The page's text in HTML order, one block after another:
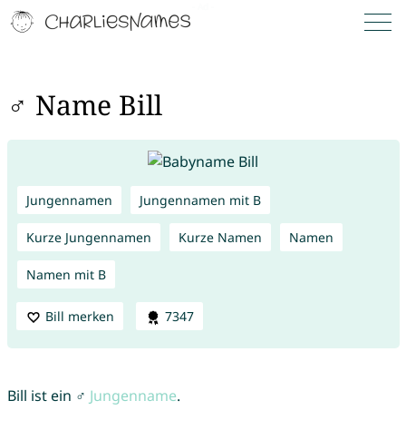
♂ Name Bill
Jungennamen Jungennamen mit B
Kurze Jungennamen Kurze Namen Namen
Namen mit B
Bill merken 7347
Bill ist ein ♂ Jungenname.